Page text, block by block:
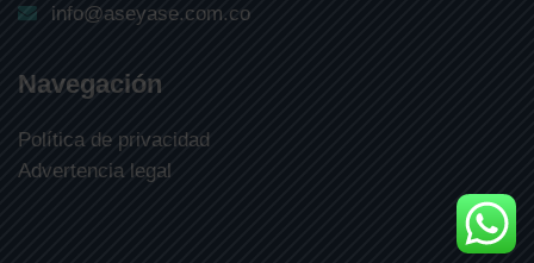
info@aseyase.com.co
Navegación
Política de privacidad
Advertencia legal